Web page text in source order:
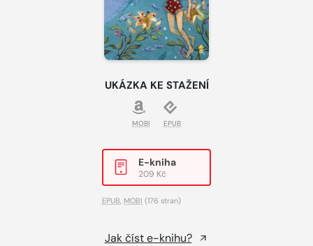
UKÁZKA KE STAŽENÍ
MOBI EPUB
E-kniha
209 Kč
EPUB MOBI (176 stran)
Jak číst e-knihu?